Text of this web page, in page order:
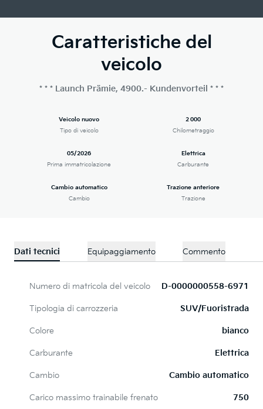
Caratteristiche del
veicolo
* * * Launch Prämie, 4900.- Kundenvorteil * * *
Veicolo nuovo
Tipo di veicolo
2 000
Chilometraggio
05/2026
Prima immatricolazione
Elettrica
Carburante
Cambio automatico
Cambio
Trazione anteriore
Trazione
Dati tecnici Equipaggiamento Commento
Numero di matricola del veicolo D-0000000558-6971
Tipologia di carrozzeria SUV/Fuoristrada
Colore bianco
Carburante Elettrica
Cambio Cambio automatico
Carico massimo trainabile frenato 750